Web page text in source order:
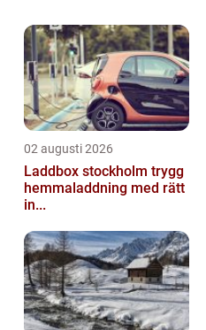
02 augusti 2026
Laddbox stockholm trygg
hemmaladdning med rätt
in...